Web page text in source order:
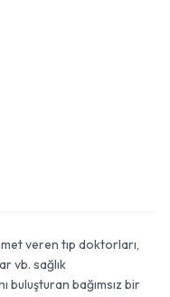
veren tıp doktorları,
vb. sağlık
buluşturan bağımsız bir